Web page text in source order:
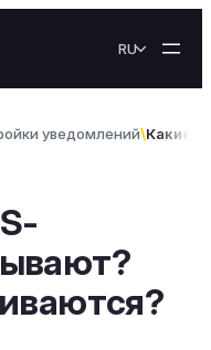
RU
уведомлений Какие